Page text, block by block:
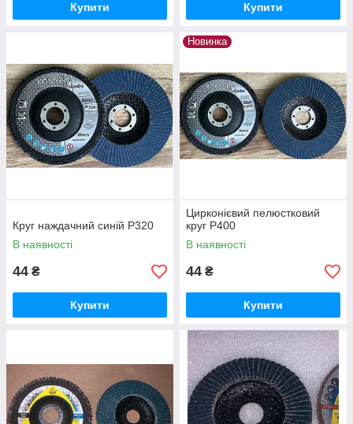
Купити Купити
Круг наждачний синій Р320
В наявності
44 ₴
Купити
Новинка
Цирконієвий пелюстковий
круг Р400
В наявності
44 ₴
Купити